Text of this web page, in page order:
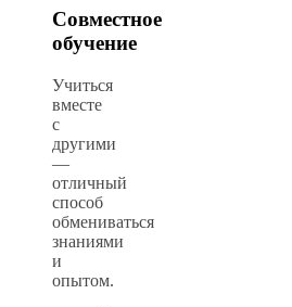
Совместное
обучение
Учиться
вместе
с
другими
—
отличный
способ
обмениваться
знаниями
и
опытом.